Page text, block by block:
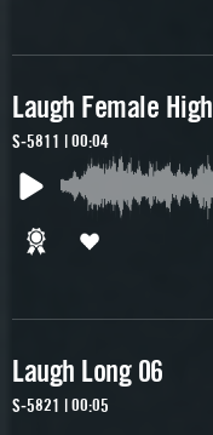
Laugh Female High
S-5811 | 00:04
Laugh Long 06
S-5821 | 00:05